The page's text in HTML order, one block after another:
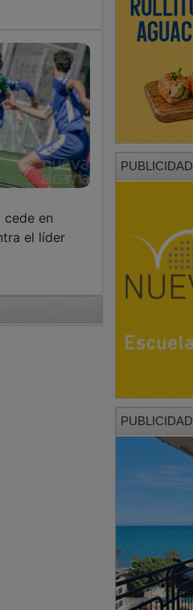
cede en
el líder
PUBLICIDAD
PUBLICIDAD